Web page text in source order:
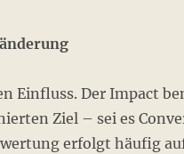
Einfluss. Der Impact
Ziel – sei es
erfolgt häufig